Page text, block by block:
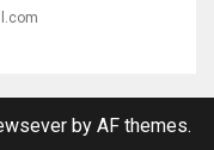
by AF themes.